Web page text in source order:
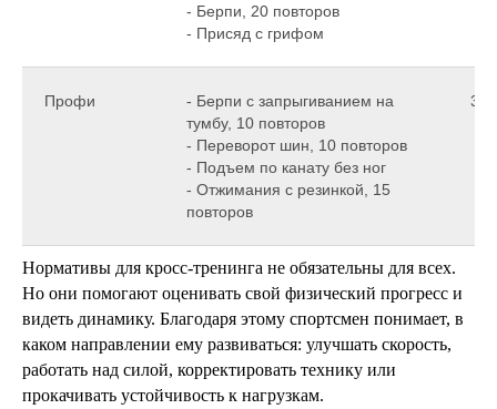
- Берпи, 20 повторов
- Присяд с грифом
Профи
- Берпи с запрыгиванием на
тумбу, 10 повторов
- Переворот шин, 10 повторов
- Подъем по канату без ног
- Отжимания с резинкой, 15
повторов
30
Нормативы для кросс-тренинга не обязательны для всех.
Но они помогают оценивать свой физический прогресс и
видеть динамику. Благодаря этому спортсмен понимает, в
каком направлении ему развиваться: улучшать скорость,
работать над силой, корректировать технику или
прокачивать устойчивость к нагрузкам.